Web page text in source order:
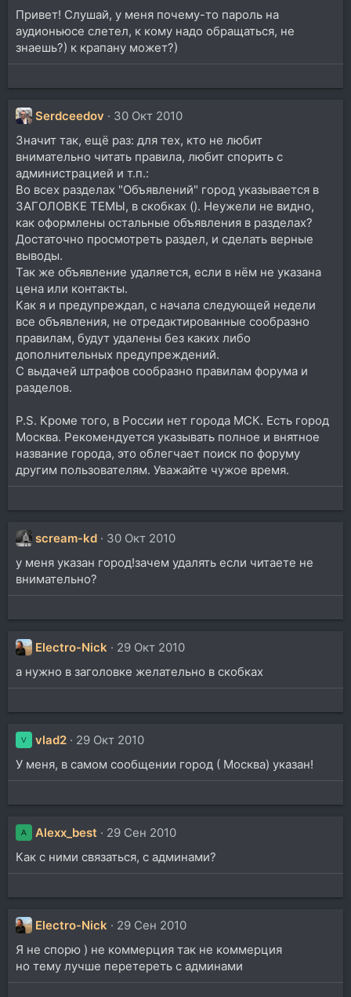
Привет! Слушай, у меня почему-то пароль на
аудионьюсе слетел, к кому надо обращаться, не
знаешь?) к крапану может?)
Serdceedov
30 Окт 2010
Значит так, ещё раз: для тех, кто не любит
внимательно читать правила, любит спорить с
администрацией и т.п.:
Во всех разделах "Объявлений" город указывается в
ЗАГОЛОВКЕ ТЕМЫ, в скобках (). Неужели не видно,
как оформлены остальные объявления в разделах?
Достаточно просмотреть раздел, и сделать верные
выводы.
Так же объявление удаляется, если в нём не указана
цена или контакты.
Как я и предупреждал, с начала следующей недели
все объявления, не отредактированные сообразно
правилам, будут удалены без каких либо
дополнительных предупреждений.
С выдачей штрафов сообразно правилам форума и
разделов.
P.S. Кроме того, в России нет города МСК. Есть город
Москва. Рекомендуется указывать полное и внятное
название города, это облегчает поиск по форуму
другим пользователям. Уважайте чужое время.
scream-kd
30 Окт 2010
у меня указан город!зачем удалять если читаете не
внимательно?
Electro-Nick
29 Окт 2010
а нужно в заголовке желательно в скобках
V vlad2
29 Окт 2010
У меня, в самом сообщении город ( Москва) указан!
A Alexx_best
29 Сен 2010
Как с ними связаться, с админами?
Electro-Nick
29 Сен 2010
Я не спорю ) не коммерция так не коммерция
но тему лучше перетереть с админами